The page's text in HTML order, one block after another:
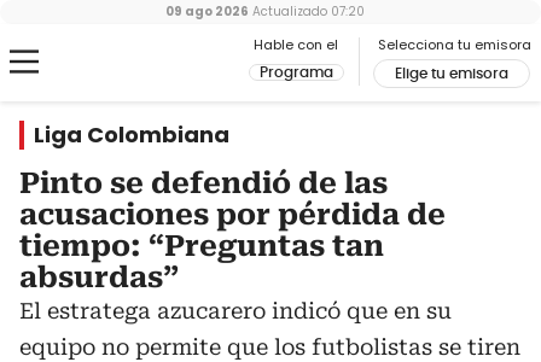
Hable con el
Programa
Selecciona tu emisora
Elige tu emisora
09 ago 2026 Actualizado 07:20
Liga Colombiana
Pinto se defendió de las
acusaciones por pérdida de
tiempo: “Preguntas tan
absurdas”
El estratega azucarero indicó que en su
equipo no permite que los futbolistas se tiren